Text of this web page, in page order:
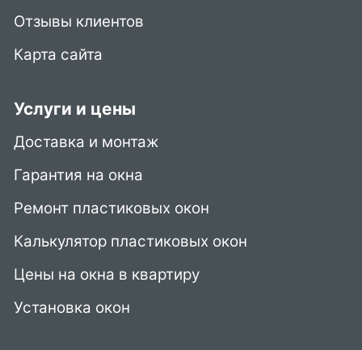
Отзывы клиентов
Карта сайта
Услуги и цены
Доставка и монтаж
Гарантия на окна
Ремонт пластиковых окон
Калькулятор пластиковых окон
Цены на окна в квартиру
Установка окон